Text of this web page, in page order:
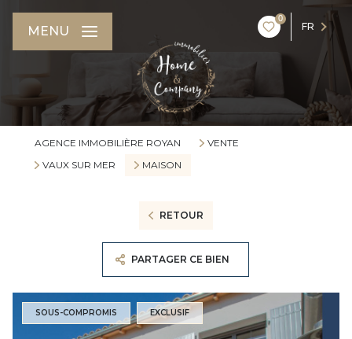
0
FR
MENU
AGENCE IMMOBILIÈRE ROYAN
VENTE
VAUX SUR MER
MAISON
RETOUR
PARTAGER CE BIEN
SOUS-COMPROMIS EXCLUSIF